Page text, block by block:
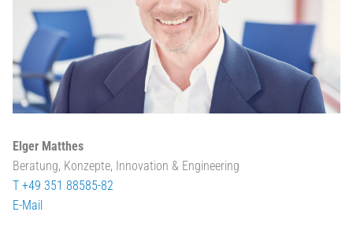
Elger Matthes
Beratung, Konzepte, Innovation & Engineering
T +49 351 88585-82
E-Mail